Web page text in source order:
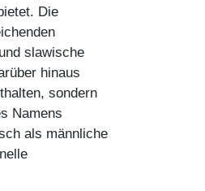
Die
slawische
hinaus
sondern
Namens
als männliche